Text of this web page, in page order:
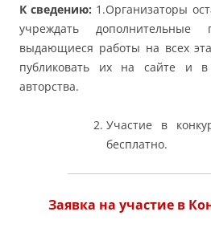
К сведению: 1.Организаторы
учреждать
выдающиеся работы на всех
публиковать их на сайте и в
авторства.
Участие в
бесплатно.
Заявка на участие в